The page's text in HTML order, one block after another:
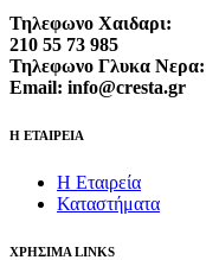
Τηλεφωνο Χαιδαρι:
210 55 73 985
Τηλεφωνο Γλυκα Νερα:
Email: info@cresta.gr
Η ΕΤΑΙΡΕΙΑ
Η Εταιρεία
Καταστήματα
ΧΡΗΣΙΜΑ LINKS